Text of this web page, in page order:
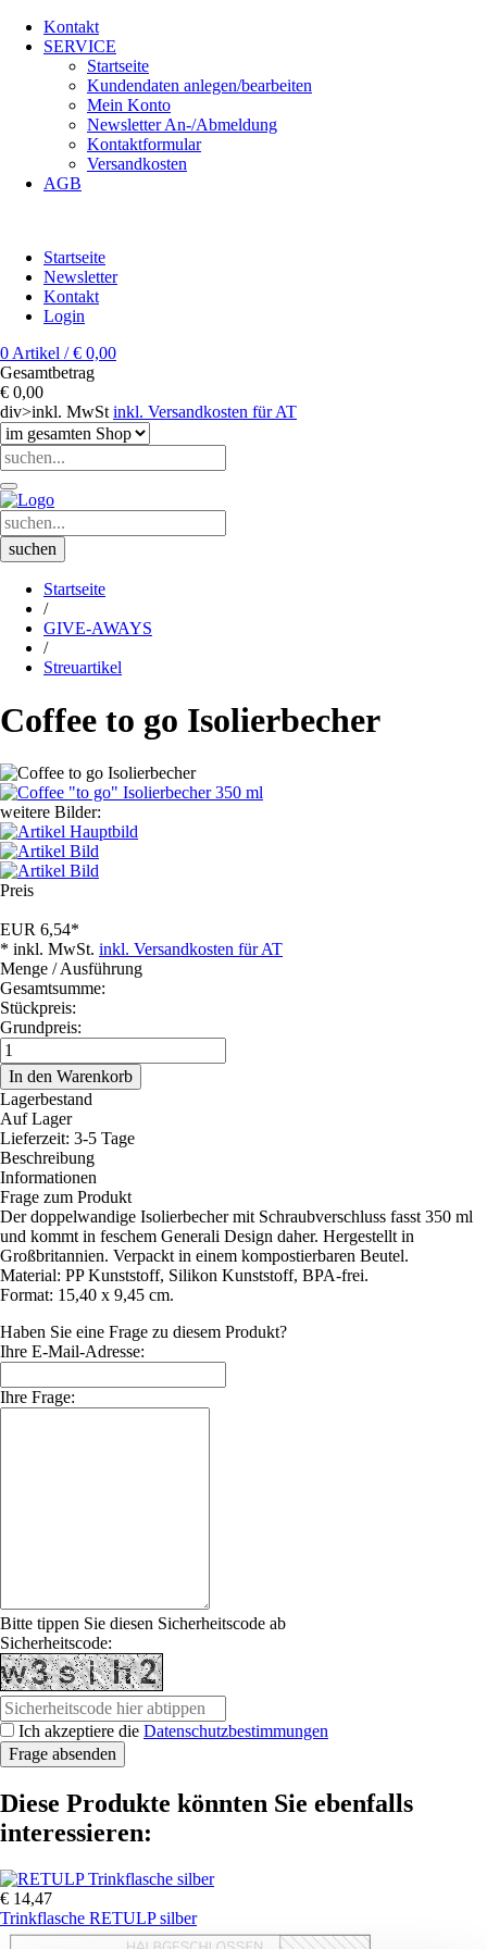
Kontakt
SERVICE
Startseite
Kundendaten anlegen/bearbeiten
Mein Konto
Newsletter An-/Abmeldung
Kontaktformular
Versandkosten
AGB
Startseite
Newsletter
Kontakt
Login
0 Artikel / € 0,00
Gesamtbetrag
€ 0,00
div>inkl. MwSt inkl. Versandkosten für AT
Startseite
/
GIVE-AWAYS
/
Streuartikel
Coffee to go Isolierbecher
weitere Bilder:
Preis
EUR 6,54*
* inkl. MwSt. inkl. Versandkosten für AT
Menge / Ausführung
Gesamtsumme:
Stückpreis:
Grundpreis:
Lagerbestand
Auf Lager
Lieferzeit: 3-5 Tage
Beschreibung
Informationen
Frage zum Produkt
Der doppelwandige Isolierbecher mit Schraubverschluss fasst 350 ml
und kommt in feschem Generali Design daher. Hergestellt in
Großbritannien. Verpackt in einem kompostierbaren Beutel.
Material: PP Kunststoff, Silikon Kunststoff, BPA-frei.
Format: 15,40 x 9,45 cm.
Haben Sie eine Frage zu diesem Produkt?
Ihre E-Mail-Adresse:
Ihre Frage:
Bitte tippen Sie diesen Sicherheitscode ab
Sicherheitscode:
Ich akzeptiere die Datenschutzbestimmungen
Diese Produkte könnten Sie ebenfalls
interessieren:
€ 14,47
Trinkflasche RETULP silber